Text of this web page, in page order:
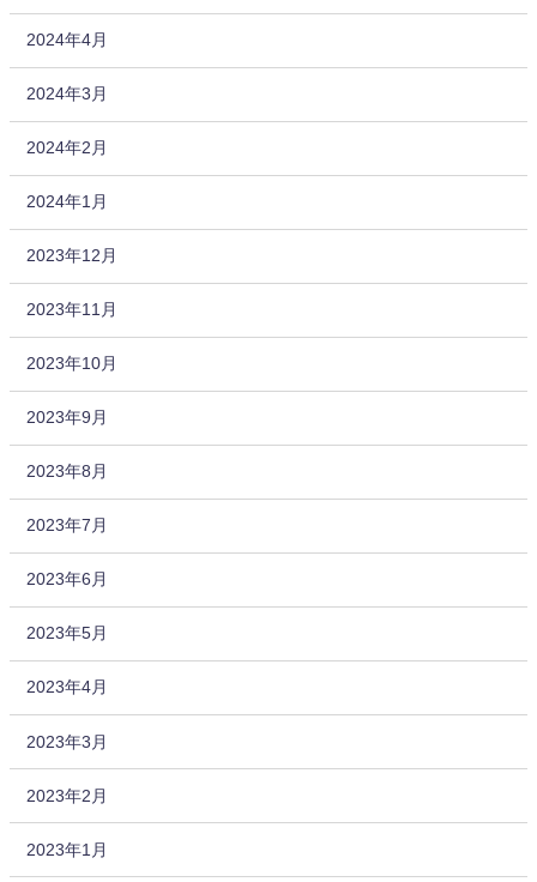
2024年4月
2024年3月
2024年2月
2024年1月
2023年12月
2023年11月
2023年10月
2023年9月
2023年8月
2023年7月
2023年6月
2023年5月
2023年4月
2023年3月
2023年2月
2023年1月